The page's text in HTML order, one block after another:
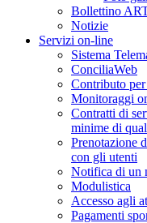
Bollettino
Notizie
Servizi on-line
Sistema
ConciliaWeb
Contributo
Monitoraggi
Contratti di
minime di
Prenotazione
con gli utenti
Notifica di un
Modulistica
Accesso agli
Pagamenti